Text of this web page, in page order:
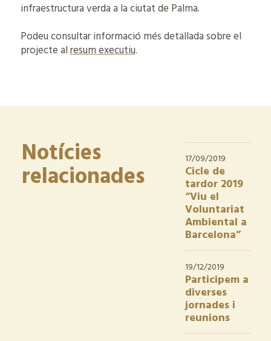
infraestructura verda a la ciutat de Palma.
Podeu consultar informació més detallada sobre el
projecte alresum executiu.
Notícies
relacionades
17/09/2019
Cicle de
tardor 2019
“Viu el
Voluntariat
Ambiental a
Barcelona”
19/12/2019
Participem a
diverses
jornades i
reunions